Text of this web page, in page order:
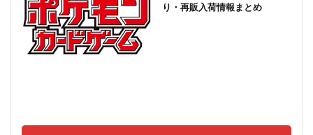
り・再販入荷情報まとめ